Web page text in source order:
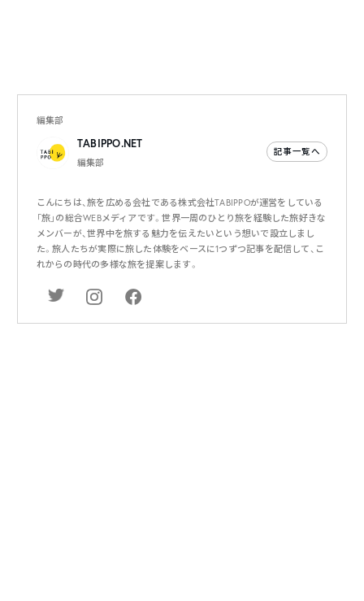
編集部
TABIPPO.NET
編集部
記事一覧へ
こんにちは、旅を広める会社である株式会社TABIPPOが運営をしている
「旅」の総合WEBメディアです。世界一周のひとり旅を経験した旅好きな
メンバーが、世界中を旅する魅力を伝えたいという想いで設立しまし
た。旅人たちが実際に旅した体験をベースに1つずつ記事を配信して、こ
れからの時代の多様な旅を提案します。